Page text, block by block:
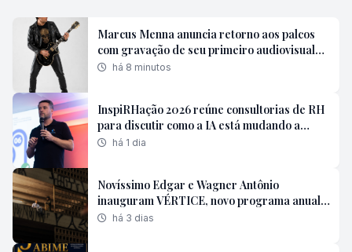
Marcus Menna anuncia retorno aos palcos
com gravação de seu primeiro audiovisual
solohá 8 minutos
InspiRHação 2026 reúne consultorias de RH
para discutir como a IA está mudando a
forma de contratar
há 1 dia
Novíssimo Edgar e Wagner Antônio
inauguram VÉRTICE, novo programa anual
de Residências Artísticas do Instituto
há 3 dias